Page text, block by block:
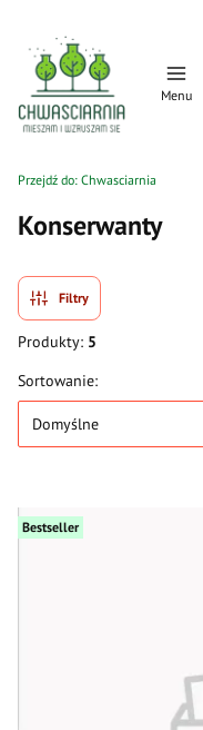
Menu
Przejdź do: Chwasciarnia
Konserwanty
Filtry
Produkty: 5
Lista produktów
Sortowanie:
Domyślne
Bestseller